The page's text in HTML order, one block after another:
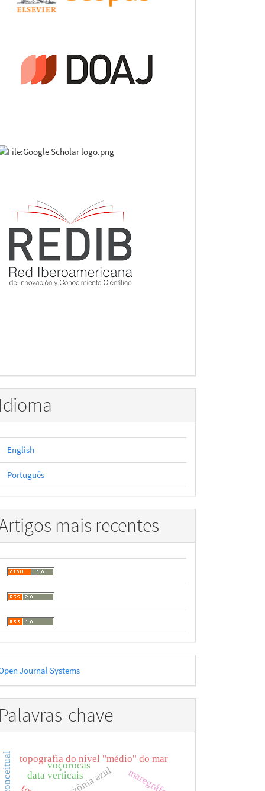
Idioma
English
Português
mais recentes
Journal Systems
Palavras-chave
data verticais
voçorocas
topografia do nível "médio" do mar
maregráfos